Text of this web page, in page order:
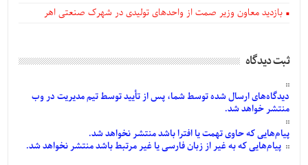
بازدید معاون وزیر صمت از واحدهای تولیدی در شهرک صنعتی اهر
ثبت دیدگاه
دیدگاه‌هایارسالشدهتوسط شما، پس ازتأییدتوسط تیم مدیریت در وب
منتشر خواهد شد.
پیام‌هاییکه حاوی تهمت یا افترا باشد منتشر نخواهد شد.
پیام‌هاییکه به غیر از زبان فارسی یا غیر مرتبط باشد منتشر نخواهد شد.